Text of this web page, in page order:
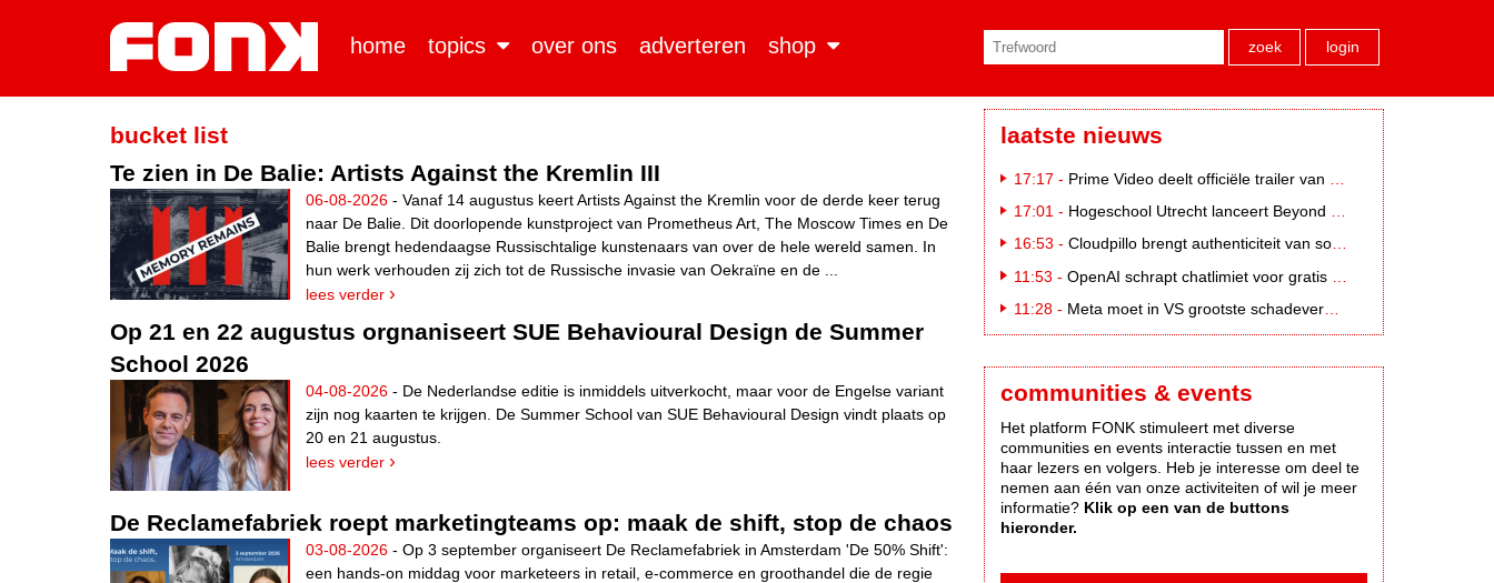
home topics over ons adverteren shop zoek login
bucket list
Te zien in De Balie: Artists Against the Kremlin III
06-08-2026 - Vanaf 14 augustus keert Artists Against the Kremlin voor de derde keer terug
naar De Balie. Dit doorlopende kunstproject van Prometheus Art, The Moscow Times en De
Balie brengt hedendaagse Russischtalige kunstenaars van over de hele wereld samen. In
hun werk verhouden zij zich tot de Russische invasie van Oekraïne en de ...
lees verder
Op 21 en 22 augustus orgnaniseert SUE Behavioural Design de Summer
School 2026
04-08-2026 - De Nederlandse editie is inmiddels uitverkocht, maar voor de Engelse variant
zijn nog kaarten te krijgen. De Summer School van SUE Behavioural Design vindt plaats op
20 en 21 augustus.
lees verder
De Reclamefabriek roept marketingteams op: maak de shift, stop de chaos
03-08-2026 - Op 3 september organiseert De Reclamefabriek in Amsterdam 'De 50% Shift':
een hands-on middag voor marketeers in retail, e-commerce en groothandel die de regie
laatste nieuws
17:17 - Prime Video deelt officiële trailer van L*VE KLEINE
17:01 - Hogeschool Utrecht lanceert Beyond Campus binnen International Creative Business
16:53 - Cloudpillo brengt authenticiteit van social naar tv
11:53 - OpenAI schrapt chatlimiet voor gratis ChatGPT-gebruikers
11:28 - Meta moet in VS grootste schadevergoeding ooit betalen: 567 miljoen dollar
communities & events
Het platform FONK stimuleert met diverse
communities en events interactie tussen en met
haar lezers en volgers. Heb je interesse om deel te
nemen aan één van onze activiteiten of wil je meer
informatie? Klik op een van de buttons
hieronder.